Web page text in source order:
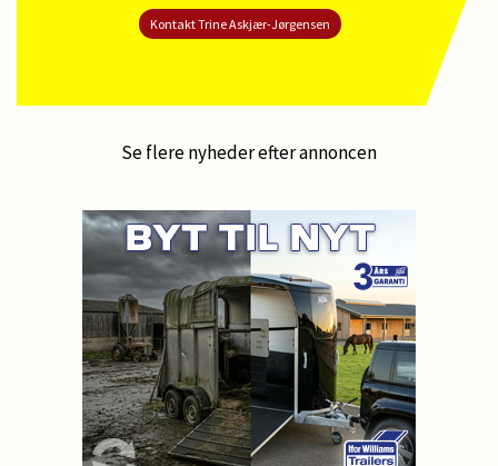
Kontakt Trine Askjær-Jørgensen
Se flere nyheder efter annoncen